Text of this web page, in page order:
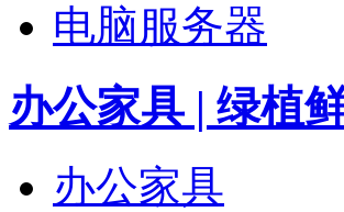
电脑服务器
办公家具 | 绿植
办公家具